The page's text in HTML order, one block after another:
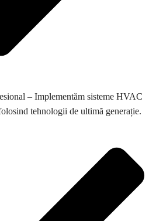
– Implementăm sisteme HVAC
tehnologii de ultimă generație.